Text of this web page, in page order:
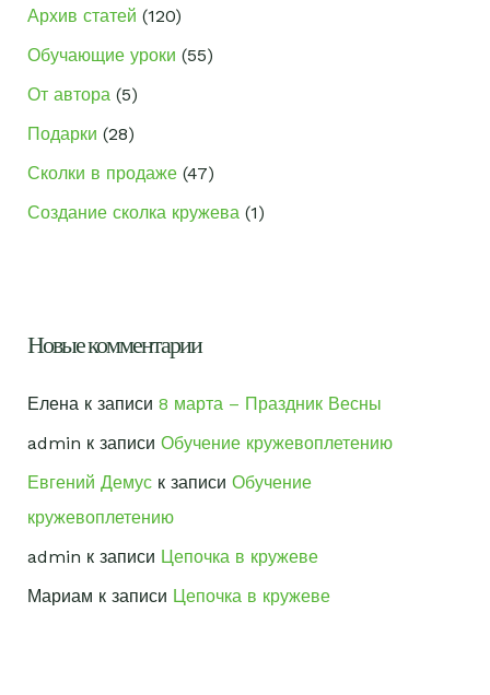
Архив статей (120)
Обучающие уроки (55)
От автора (5)
Подарки (28)
Сколки в продаже(47)
Создание сколка кружева (1)
Новые комментарии
Елена к записи 8 марта – Праздник Весны
admin к записи Обучение кружевоплетению
Евгений Демуск записи Обучение
кружевоплетению
admin к записи Цепочка в кружеве
Мариам к записи Цепочка в кружеве